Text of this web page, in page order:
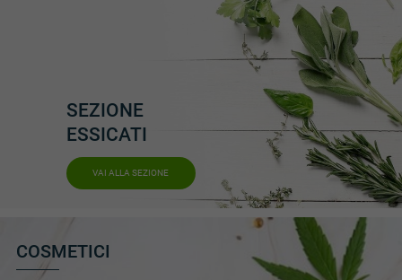
SEZIONE
ESSICATI
VAI ALLA SEZIONE
COSMETICI